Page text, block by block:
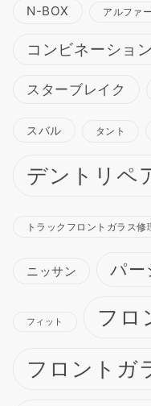
N-BOX アルファ
コンビネーショ
スターブレイク
スバル タント
デントリペ
トラックフロントガラス修
ニッサン パー
フィット フロ
フロントガ